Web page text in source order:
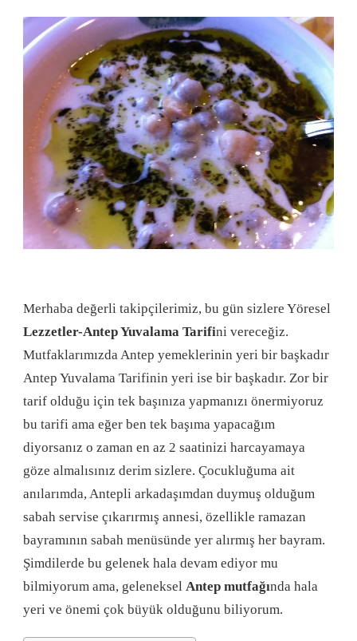
Merhaba değerli takipçilerimiz, bu gün sizlere Yöresel
Lezzetler-Antep Yuvalama Tarifini vereceğiz.
Mutfaklarımızda Antep yemeklerinin yeri bir başkadır
Antep Yuvalama Tarifinin yeri ise bir başkadır. Zor bir
tarif olduğu için tek başınıza yapmanızı önermiyoruz
bu tarifi ama eğer ben tek başıma yapacağım
diyorsanız o zaman en az 2 saatinizi harcayamaya
göze almalısınız derim sizlere. Çocukluğuma ait
anılarımda, Antepli arkadaşımdan duymuş olduğum
sabah servise çıkarırmış annesi, özellikle ramazan
bayramının sabah menüsünde yer alırmış her bayram.
Şimdilerde bu gelenek hala devam ediyor mu
bilmiyorum ama, geleneksel Antep mutfağında hala
yeri ve önemi çok büyük olduğunu biliyorum.